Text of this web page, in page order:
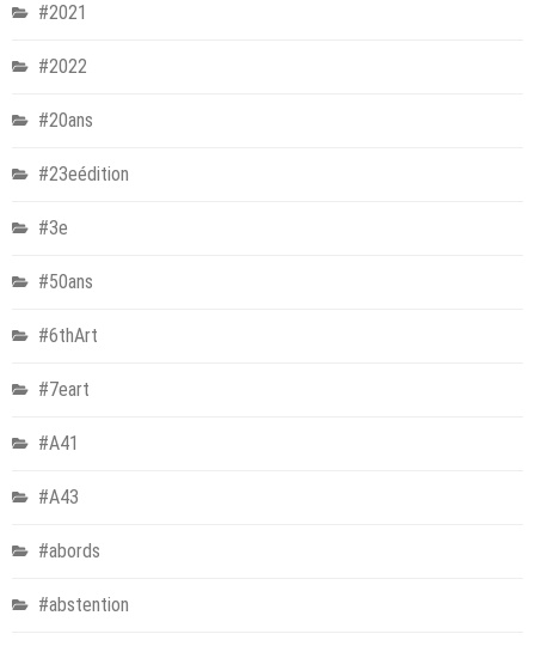
#2021
#2022
#20ans
#23eédition
#3e
#50ans
#6thArt
#7eart
#A41
#A43
#abords
#abstention